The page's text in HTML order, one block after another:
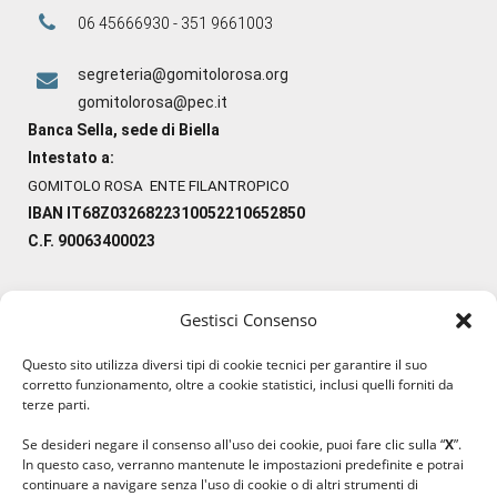
Gestisci Consenso
Questo sito utilizza diversi tipi di cookie tecnici per garantire il suo
corretto funzionamento, oltre a cookie statistici, inclusi quelli forniti da
terze parti.
Se desideri negare il consenso all'uso dei cookie, puoi fare clic sulla “X”.
In questo caso, verranno mantenute le impostazioni predefinite e potrai
continuare a navigare senza l'uso di cookie o di altri strumenti di
06 45666930 - 351 9661003
segreteria@gomitolorosa.org
gomitolorosa@pec.it
Banca Sella, sede di Biella
Intestato a:
GOMITOLO ROSA ENTE FILANTROPICO
IBAN IT68Z0326822310052210652850
C.F. 90063400023
#lanaterapia
#ilcaloredellempatia